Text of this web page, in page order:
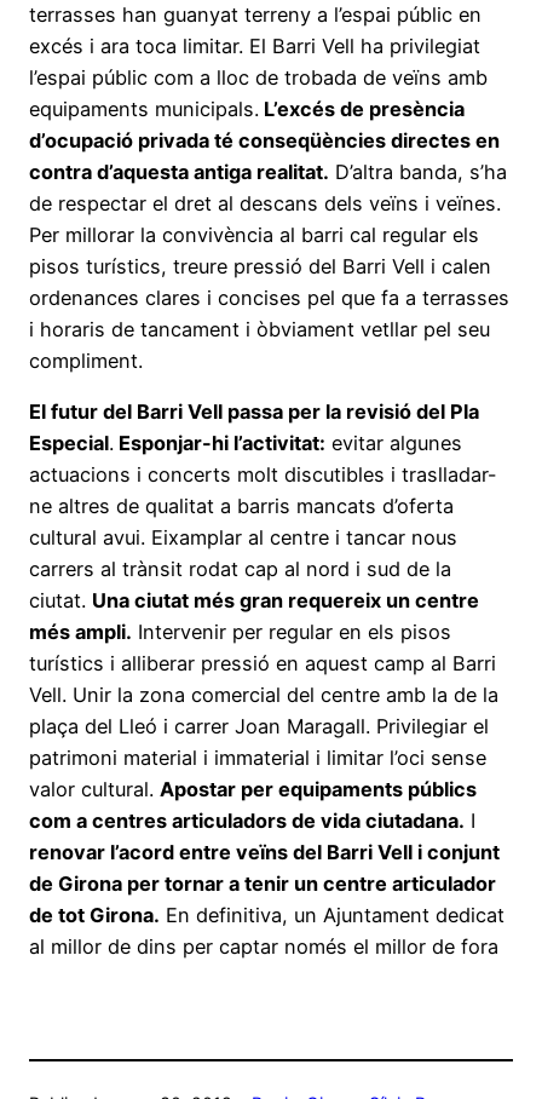
terrasses han guanyat terreny a l’espai públic en
excés i ara toca limitar. El Barri Vell ha privilegiat
l’espai públic com a lloc de trobada de veïns amb
equipaments municipals. L’excés de presència
d’ocupació privada té conseqüències directes en
contra d’aquesta antiga realitat. D’altra banda, s’ha
de respectar el dret al descans dels veïns i veïnes.
Per millorar la convivència al barri cal regular els
pisos turístics, treure pressió del Barri Vell i calen
ordenances clares i concises pel que fa a terrasses
i horaris de tancament i òbviament vetllar pel seu
compliment.
El futur del Barri Vell passa per la revisió del Pla
Especial. Esponjar-hi l’activitat: evitar algunes
actuacions i concerts molt discutibles i traslladar-
ne altres de qualitat a barris mancats d’oferta
cultural avui. Eixamplar al centre i tancar nous
carrers al trànsit rodat cap al nord i sud de la
ciutat. Una ciutat més gran requereix un centre
més ampli. Intervenir per regular en els pisos
turístics i alliberar pressió en aquest camp al Barri
Vell. Unir la zona comercial del centre amb la de la
plaça del Lleó i carrer Joan Maragall. Privilegiar el
patrimoni material i immaterial i limitar l’oci sense
valor cultural. Apostar per equipaments públics
com a centres articuladors de vida ciutadana. I
renovar l’acord entre veïns del Barri Vell i conjunt
de Girona per tornar a tenir un centre articulador
de tot Girona. En definitiva, un Ajuntament dedicat
al millor de dins per captar només el millor de fora